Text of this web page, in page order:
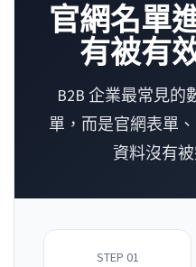
官網名單
有被有
B2B 企業最常見的
單，而是官網表單
資料沒有
STEP 01